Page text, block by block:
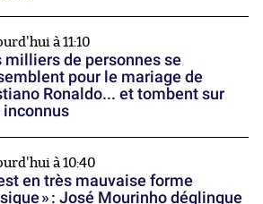
à 11:10
milliers de personnes se
pour le mariage de
Ronaldo... et tombent sur
inconnus
à 10:40
en très mauvaise forme
» : José Mourinho déglingue